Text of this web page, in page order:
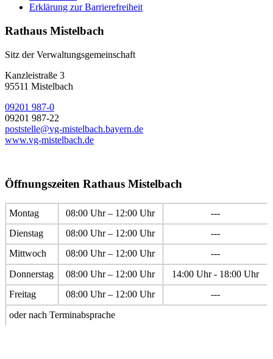
Erklärung zur Barrierefreiheit
Rathaus Mistelbach
Sitz der Verwaltungsgemeinschaft
Kanzleistraße 3
95511 Mistelbach
09201 987-0
09201 987-22
poststelle@vg-mistelbach.bayern.de
www.vg-mistelbach.de
Öffnungszeiten Rathaus Mistelbach
Montag 08:00 Uhr – 12:00 Uhr
---
Dienstag
08:00 Uhr – 12:00 Uhr
---
Mittwoch
08:00 Uhr – 12:00 Uhr
---
Donnerstag
08:00 Uhr – 12:00 Uhr
14:00 Uhr - 18:00 Uhr
Freitag
08:00 Uhr – 12:00 Uhr
---
oder nach Terminabsprache